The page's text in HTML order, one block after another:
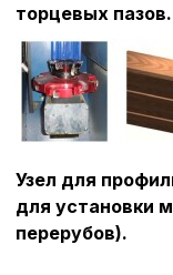
торцевых пазов.
Узел для
для установки
перерубов).